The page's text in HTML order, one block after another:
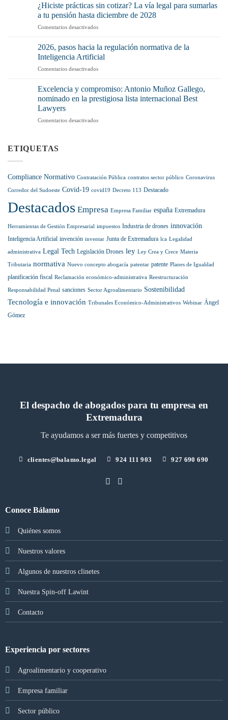
preocuparte
(y
no
o
no
Ley
de
la
Cadena
pisa
el
récord
sanciones
y
en
¿Hiciste prácticas sin cotizar? La vía legal para sumarlas
a tu pensión hasta diciembre de 2028
Comentarios desactivadosen
prácticas
sin
cotizar?
La
legal
para
sumarlas
tu
2026, pasos hacia la regulación normativa de la
Inteligencia Artificial
Comentarios desactivadosen
hacia
la
normativa
Excelencia y compromiso: Antonio Muñoz Gallego,
nominado en la prestigiosa lista internacional Best
Lawyers
Comentarios desactivadosen
nominado
en
internacional
Lawyers
ETIQUETAS
Compliance Normativo Contratación Pública contratos sector público Coronavirus
Corredor del Sudoeste Covid-19 covid19 Decreto 113 Destacado
Destacados Empresa Empresa Familiar españa Extremadura
Herramientas de Gestión Empresarial impuestos Industria de drones innovación
Inteligencia Artificial invención inventar Junta de Extremadura lca Legalidad
administrativa Legal Tech Legislación Drones ley Ley Crea y Crece Materia
Tributaria normativa Nuevo concepto abogacía patentar patente Planes de Igualdad
planificación fiscal Reclamación económico-administrativa Reestructuración
Responsabilidad Penal sanciones Sector Agroalimentario Sostenibilidad
Tecnología e innovación Tribunales Económico-Administrativos Webinar Ángel
Gómez
El despacho de abogados para tu empresa en
Extremadura
Te ayudamos a ser más fuertes y competitivos
clientes@balamo.legal 924 111 903 927 690 690
Conoce Bálamo
Quiénes somos
Nuestros valores
Algunos de nuestros clinetes
Nuestra Spin-off Lawint
Contacto
Experiencia por sectores
Agroalimentario y cooperativo
Empresa familiar
Sector público